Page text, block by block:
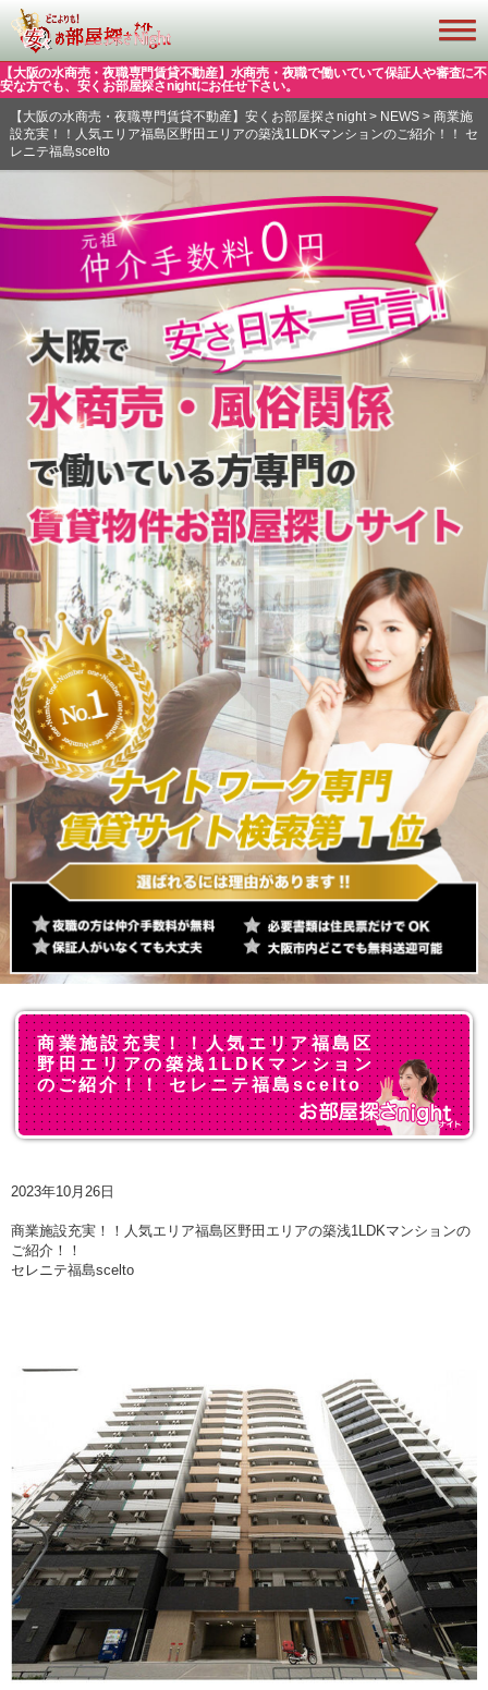
【大阪の水商売・夜職専門賃貸不動産】水商売・夜職で働いていて保証人や審査に不
安な方でも、安くお部屋探さnightにお任せ下さい。
【大阪の水商売・夜職専門賃貸不動産】安くお部屋探さnight> NEWS> 商業施
設充実！！人気エリア福島区野田エリアの築浅1LDKマンションのご紹介！！ セ
レニテ福島scelto
商業施設充実！！人気エリア福島区
野田エリアの築浅1LDKマンション
のご紹介！！ セレニテ福島scelto
2023年10月26日
商業施設充実！！人気エリア福島区野田エリアの築浅1LDKマンションの
ご紹介！！
セレニテ福島scelto